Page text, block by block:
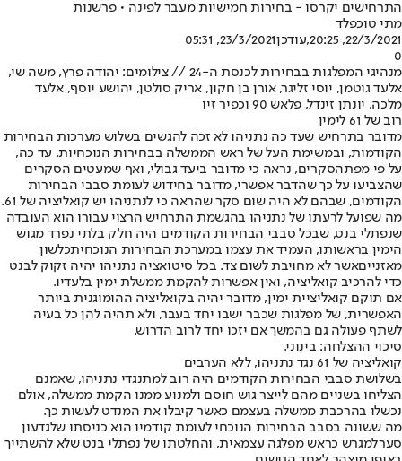
התרחישים יקרסו - בחירות חמישיות מעבר לפינה • פרשנות
מתי טוכפלד
22/3/2021, 20:25
,עודכן23/3/2021, 05:31
0
מנהיגי המפלגות בבחירות לכנסת ה-24 // צילומים: יהודה פרץ, משה שי,
אלעד גוטמן, יוסי זליגר, אורן בן חקון, אריק סולטן, יהושע יוסף, אלעד
מלכה, יונתן זינדל, פלאש 90 וכפיר זיו
רוב של 61 לימין
מדובר בתרחיש שעד כה נתניהו לא זכה להגשים בשלוש מערכות הבחירות
הקודמות, ובמשימת העל של ראש הממשלה בבחירות הנוכחיות. עד כה,
על פי מפתהסקרים, נראה כי מדובר ביעד גבולי, ואף שמעטים הסקרים
שהצביעו על כך שהדבר אפשרי, מדובר בחידוש לעומת סבבי הבחירות
הקודמים, שבהם לא היה שום סקר שהראה כי לנתניהו יש קואליציה של 61.
מה שפועל לרעתו של נתניהו בהגשמת התרחיש הרצוי עבורו הוא העובדה
שנפתלי בנט, שבכל סבבי הבחירות הקודמים היה חלק בלתי נפרד מגוש
הימין בראשותו, העמיד את עצמו במערכת הבחירות הנוכחיתכלשון
מאזנייםאשר לא מחויבת לשום צד. בכל סיטואציה נתניהו יהיה זקוק לבנט
כדי להרכיב קואליציה, ואין אפשרות להקמת ממשלת ימין בלעדיו.
אם תוקם קואליציית ימין, מדובר יהיה בקואליציה ההומוגנית ביותר
האפשרית, של מפלגות שכבר ישבו יחד בעבר, ולא תהיה להן כל בעיה
לשתף פעולה גם בהמשך אם יזכו יחד לרוב הדרוש.
סיכוי ההצלחה: בינוני.
קואליציה של 61 נגד נתניהו, ללא הערבים
בשלושת סבבי הבחירות הקודמים היה רוב למתנגדי נתניהו, שאמנם
הצליחו בשניים מהם לייצר גוש חוסם ולמנוע ממנו הקמת ממשלה, אולם
נכשלו בהרכבת ממשלה בעצמם כאשר קיבלו את המנדט לעשות כך.
מה ששונה בסבב הבחירות הנוכחי לעומת קודמיו הוא כניסתו שלגדעון
סערלמגרש כראש מפלגה עצמאית, והחלטתו של נפתלי בנט שלא להשתייך